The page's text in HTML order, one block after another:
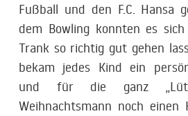
Fußball und den F.C. Hansa
dem Bowling konnten es
Trank so richtig gut gehen
bekam jedes Kind ein
und für die ganz
Weihnachtsmann noch einen